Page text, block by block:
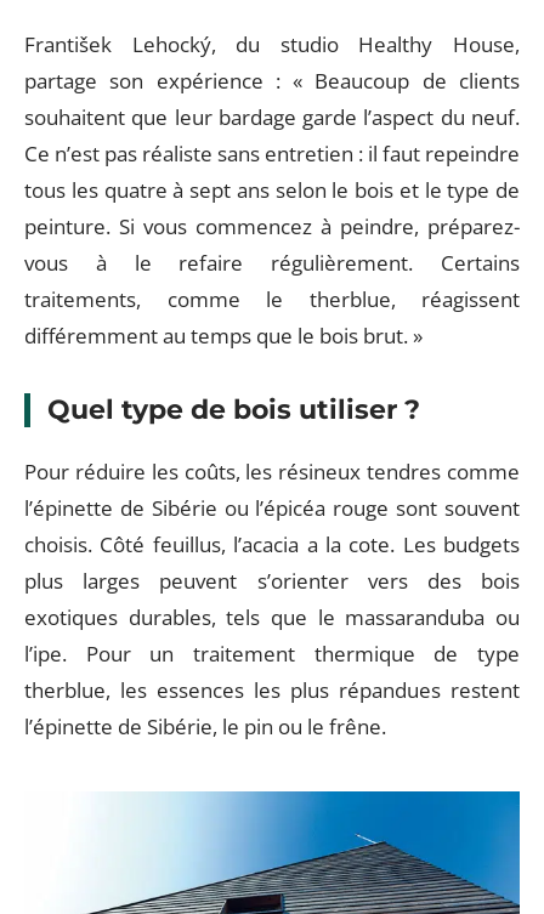
František Lehocký, du studio Healthy House,
partage son expérience : « Beaucoup de clients
souhaitent que leur bardage garde l’aspect du neuf.
Ce n’est pas réaliste sans entretien : il faut repeindre
tous les quatre à sept ans selon le bois et le type de
peinture. Si vous commencez à peindre, préparez-
vous à le refaire régulièrement. Certains
traitements, comme le therblue, réagissent
différemment au temps que le bois brut. »
Quel type de bois utiliser ?
Pour réduire les coûts, les résineux tendres comme
l’épinette de Sibérie ou l’épicéa rouge sont souvent
choisis. Côté feuillus, l’acacia a la cote. Les budgets
plus larges peuvent s’orienter vers des bois
exotiques durables, tels que le massaranduba ou
l’ipe. Pour un traitement thermique de type
therblue, les essences les plus répandues restent
l’épinette de Sibérie, le pin ou le frêne.